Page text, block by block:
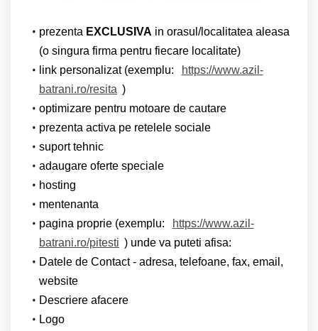
prezenta EXCLUSIVA in orasul/localitatea aleasa
(o singura firma pentru fiecare localitate)
link personalizat (exemplu:
https://www.azil-
batrani.ro/resita )
optimizare pentru motoare de cautare
prezenta activa pe retelele sociale
suport tehnic
adaugare oferte speciale
hosting
mentenanta
pagina proprie (exemplu:
https://www.azil-
batrani.ro/pitesti ) unde va puteti afisa:
Datele de Contact - adresa, telefoane, fax, email,
website
Descriere afacere
Logo